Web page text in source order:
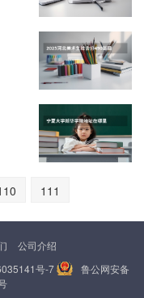
111
公司介绍
号-7
鲁公网安备